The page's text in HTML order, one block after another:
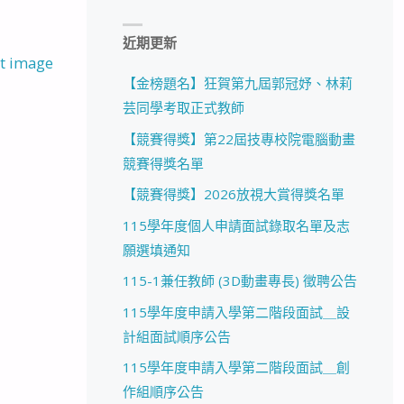
image
近期更新
【金榜題名】狂賀第九屆郭冠妤、林莉
芸同學考取正式教師
【競賽得獎】第22屆技專校院電腦動畫
競賽得獎名單
【競賽得獎】2026放視大賞得獎名單
115學年度個人申請面試錄取名單及志
願選填通知
115-1兼任教師 (3D動畫專長) 徵聘公告
115學年度申請入學第二階段面試＿設
計組面試順序公告
115學年度申請入學第二階段面試＿創
作組順序公告